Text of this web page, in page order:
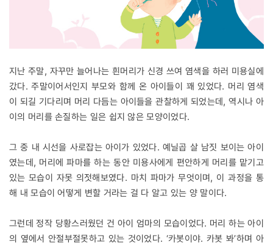
지난 주말, 자꾸만 늘어나는 흰머리가 신경 쓰여 염색을 하러 미용실에
갔다. 주말이어서인지 부모와 함께 온 아이들이 꽤 있었다. 머리 염색
이 되길 기다리며 머리 다듬는 아이들을 관찰하게 되었는데, 역시나 아
이의 머리를 손질하는 일은 쉽지 않은 모양이었다.
그 중 내 시선을 사로잡는 아이가 있었다. 예닐곱 살 남짓 보이는 아이
였는데, 머리에 파마를 하는 동안 미용사에게 편안하게 머리를 맡기고
있는 모습이 자못 의젓해보였다. 마치 파마가 무엇이며, 이 과정을 통
해 내 모습이 어떻게 변할 거라는 걸 다 알고 있는 양 말이다.
그런데 정작 당황스러웠던 건 아이 엄마의 모습이었다. 머리 하는 아이
의 옆에서 안절부절못하고 있는 것이었다. ‘카봇이야. 카봇 봐’하며 아